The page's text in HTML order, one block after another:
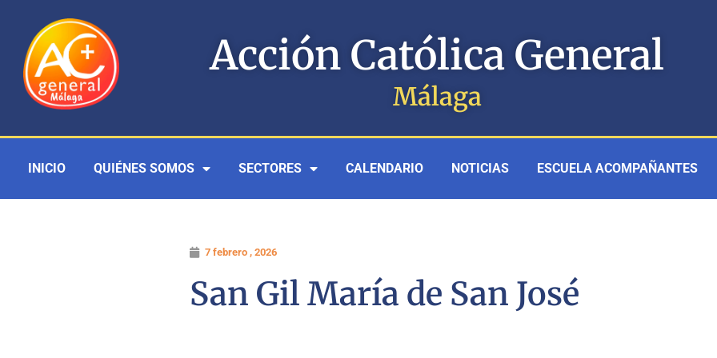
contenido
Acción Católica General
Málaga
INICIO QUIÉNES SOMOS SECTORES CALENDARIO NOTICIAS ESCUELA ACOMPAÑANTES
7 febrero , 2026
San Gil María de San José